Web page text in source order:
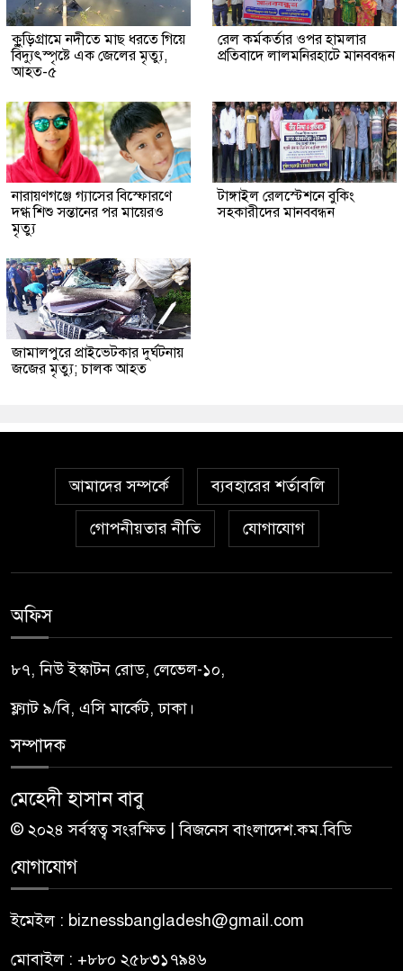
কুুড়িগ্রা‌মে নদীতে মাছ ধরতে গিয়ে
বিদ্যুৎস্পৃষ্টে এক জেলের মৃত্যু,
আহত-৫
রেল কর্মকর্তার ওপর হামলার
প্রতিবাদে লালমনিরহাটে মানববন্ধন
নারায়ণগঞ্জে গ্যাসের বিস্ফোরণে
দগ্ধ শিশু সন্তানের পর মায়েরও
মৃত্যু
টাঙ্গাইল রেলস্টেশনে বুকিং
সহকারীদের মানববন্ধন
জামালপুরে প্রাইভেটকার দুর্ঘটনায়
জজের মৃত্যু; চালক আহত
আমাদের সম্পর্কে ব্যবহারের শর্তাবলি
গোপনীয়তার নীতি যোগাযোগ
অফিস
৮৭, নিউ ইস্কাটন রোড, লেভেল-১০,
ফ্ল্যাট ৯/বি, এসি মার্কেট, ঢাকা।
সম্পাদক
মেহেদী হাসান বাবু
© ২০২৪ সর্বস্বত্ব সংরক্ষিত | বিজনেস বাংলাদেশ.কম.বিডি
যোগাযোগ
ইমেইল : biznessbangladesh@gmail.com
মোবাইল : +৮৮০ ২৫৮৩১৭৯৪৬